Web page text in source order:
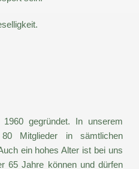
gegründet. In unserem
Mitglieder in sämtlichen
ein hohes Alter ist bei uns
65 Jahre können und dürfen